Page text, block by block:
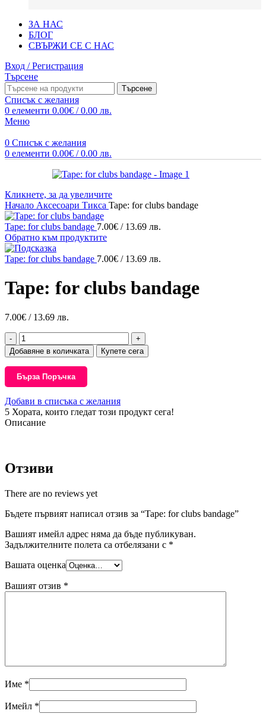
ЗА НАС
БЛОГ
СВЪРЖИ СЕ С НАС
Вход / Регистрация
Търсене
Търсене
Списък с желания
0 елементи 0.00€ / 0.00 лв.
Меню
0 Списък с желания
0 елементи 0.00€ / 0.00 лв.
Кликнете, за да увеличите
Начало Аксесоари Тикса Tape: for clubs bandage
Tape: for clubs bandage 7.00€ / 13.69 лв.
Обратно към продуктите
Tape: for clubs bandage 7.00€ / 13.69 лв.
Tape: for clubs bandage
7.00€ / 13.69 лв.
количество
за
Tape:
for
clubs
bandage
Добавяне в количката Купете сега
Бърза Поръчка
Добави в списъка с желания
5 Хората, които гледат този продукт сега!
Описание
Отзиви
There are no reviews yet
Бъдете първият написал отзив за “Tape: for clubs bandage”
Вашият имейл адрес няма да бъде публикуван.
Задължителните полета са отбелязани с *
Вашата оценка
Вашият отзив *
Име *
Имейл *